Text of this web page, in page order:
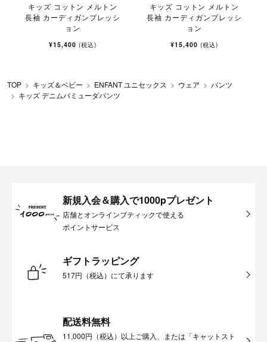
キッズ コットン メルトン
長袖 カーディガンプレッシ
ョン
¥15,400 (税込)
キッズ コットン メルトン
長袖 カーディガンプレッシ
ョン
¥15,400 (税込)
TOP キッズ＆ベビー ENFANT ユニセックス ウェア
パンツ
キッズ デニムバミューダパンツ
新規入会＆購入で1000pプレゼント
店舗とオンラインブティックで使える
ポイントサービス
ギフトラッピング
517円（税込）にて承ります
配送料無料
11,000円（税込）以上ご購入、または「キャットスト